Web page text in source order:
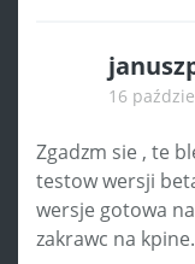
16
Zgadzm sie , te
testow wersji
wersje gotowa
zakrawc na kpine.